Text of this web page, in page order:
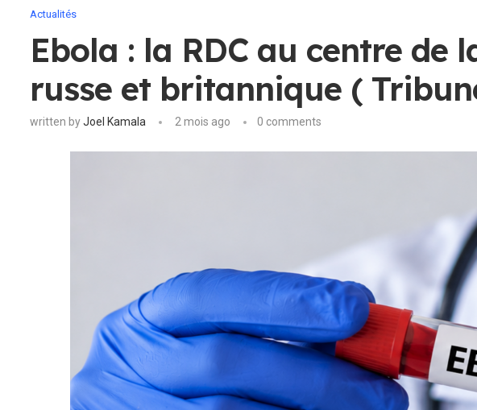
Actualités
Ebola : la RDC au centre
russe et britannique (
written byJoel Kamala 2 mois ago 0 comments